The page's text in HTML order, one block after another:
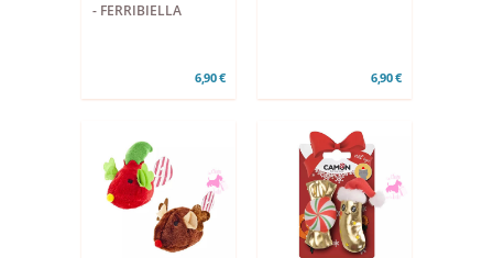
- FERRIBIELLA
6,90 € 6,90 €